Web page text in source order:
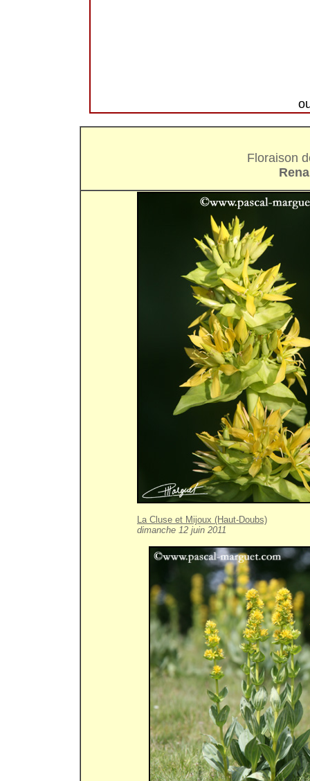
Floraison
La Cluse et Mijoux (Haut-Doubs)
dimanche 12 juin 2011